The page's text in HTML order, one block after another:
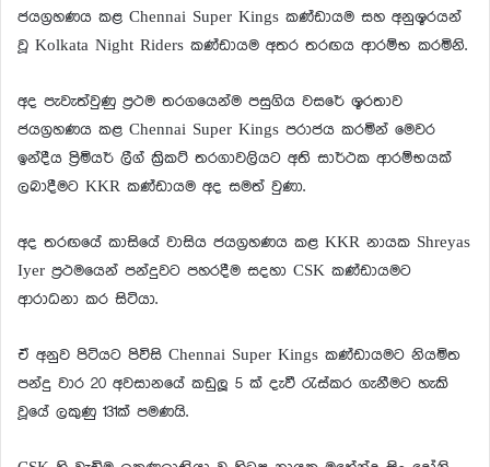
ජයග්‍රහණය කළ Chennai Super Kings කණ්ඩායම සහ අනුශූරයන්
වූ Kolkata Night Riders කණ්ඩායම අතර තරඟය ආරම්භ කරමිනි.
අද පැවැත්වුණු ප්‍රථම තරගයෙන්ම පසුගිය වසරේ ශූරතාව
ජයග්‍රහණය කළ Chennai Super Kings පරාජය කරමින් මෙවර
ඉන්දීය ප්‍රිමියර් ලීග් ක්‍රිකට් තරගාවලියට අති සාර්ථක ආරම්භයක්
ලබාදීමට KKR කණ්ඩායම අද සමත් වුණා.
අද තරඟයේ කාසියේ වාසිය ජයග්‍රහණය කළ KKR නායක Shreyas
Iyer ප්‍රථමයෙන් පන්දුවට පහරදීම සදහා CSK කණ්ඩායමට
ආරාධනා කර සිටියා.
ඒ අනුව පිටියට පිවිසි Chennai Super Kings කණ්ඩායමට නියමිත
පන්දු වාර 20 අවසානයේ කඩුලූ 5 ක් දැවී රැස්කර ගැනීමට හැකි
වූයේ ලකුණු 131ක් පමණයි.